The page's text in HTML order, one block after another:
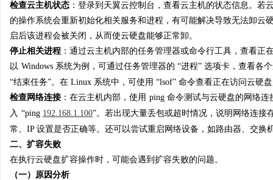
检查云主机状态 ：登录到天翼云控制台，查看云主机的状态信息。
的操作系统会重新初始化相关服务和进程，有可能解决导致无法卸
启后该进程会被关闭，从而使云硬盘能够正常卸。
停止相关进程 ：通过云主机内部的任务管理器或命令行工具，查看
以 Windows 系统为例，可通过任务管理器的 “进程” 选项卡，查看
“结束任务”。在 Linux 系统中，可使用 “lsof” 命令查看正在访问云硬
检查网络连接 ：在云主机内部，使用 ping 命令测试与云硬盘的网络
入 “ping 192.168.1.100”。若出现大量丢包或超时情况，说明网络连
常、IP 设置是否正确等。还可以尝试重启网络设备，如路由器、交换
二、扩容失败
在执行云硬盘扩容操作时，可能会遇到扩容失败的问题。
（一）原因分析
线影院的崛起与未来发展趋势深度解析 云电影网：开启无限视